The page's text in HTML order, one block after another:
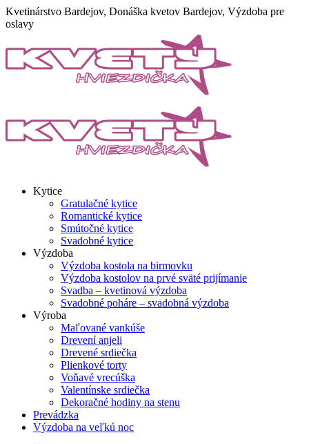
Skip
to
Kvetinárstvo Bardejov, Donáška kvetov Bardejov, Výzdoba pre
oslavy
Kytice
Gratulačné kytice
Romantické kytice
Smútočné kytice
Svadobné kytice
Výzdoba
Výzdoba kostola na birmovku
Výzdoba kostolov na prvé sväté prijímanie
Svadba – kvetinová výzdoba
Svadobné poháre – svadobná výzdoba
Výroba
Maľované vankúše
Drevení anjeli
Drevené srdiečka
Plienkové torty
Voňavé vrecúška
Valentínske srdiečka
Dekoračné hodiny na stenu
Prevádzka
Výzdoba na veľkú noc